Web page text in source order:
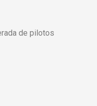
de pilotos